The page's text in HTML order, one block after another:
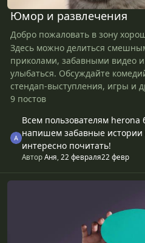
Юмор и развлечения
Добро пожаловать в зону
Здесь можно делиться
приколами, забавными видео и
улыбаться. Обсуждайте
стендап-выступления, игры и
9 постов
Всем пользователям
напишем забавные
интересно почитать!
АвторАня,22 февраля22 февр
Общие темы